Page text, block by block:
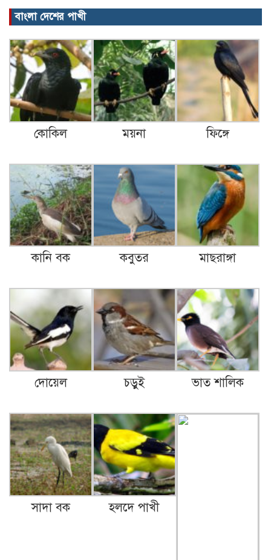
বাংলা দেশের পাখী
কোকিল ময়না ফিঙ্গে
কানি বক কবুতর মাছরাঙ্গা
দোয়েল চড়ুই ভাত শালিক
সাদা বক হলদে পাখী